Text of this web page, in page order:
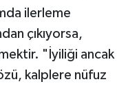
ilerleme
çıkıyorsa,
"İyiliği ancak
kalplere nüfuz